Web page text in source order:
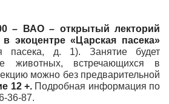
– ВАО – открытый лекторий
экоцентре «Царская пасека»
пасека, д. 1). Занятие будет
животных, встречающихся в
можно без предварительной
12 +. Подробная информация по
36-87.